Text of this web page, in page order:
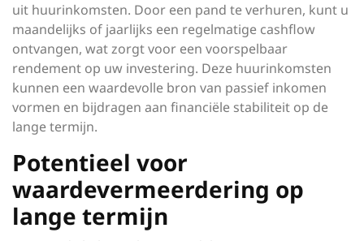
uit huurinkomsten. Door een pand te verhuren, kunt u
maandelijks of jaarlijks een regelmatige cashflow
ontvangen, wat zorgt voor een voorspelbaar
rendement op uw investering. Deze huurinkomsten
kunnen een waardevolle bron van passief inkomen
vormen en bijdragen aan financiële stabiliteit op de
lange termijn.
Potentieel voor
waardevermeerdering op
lange termijn